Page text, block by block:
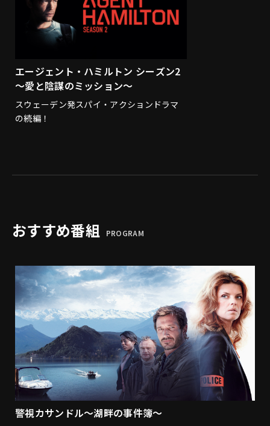
エージェント・ハミルトン シーズン2
～愛と陰謀のミッション～
スウェーデン発スパイ・アクションドラマ
の続編！
おすすめ番組 PROGRAM
警視カサンドル～湖畔の事件簿～